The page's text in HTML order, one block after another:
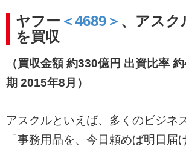
ヤフー ＜4689＞ 、アスク
を買収
（買収金額 約330億円 出資比率
期 2015年8月）
アスクルといえば、多くのビジネ
「事務用品を、今日頼めば明日届